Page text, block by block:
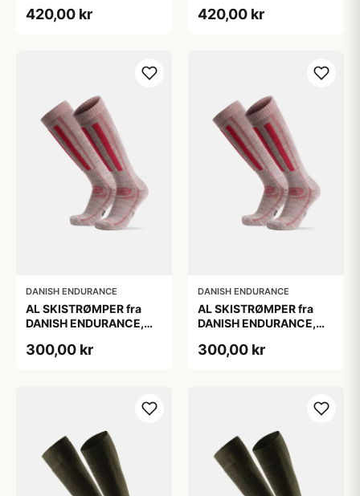
420,00 kr 420,00 kr
DANISH ENDURANCE
AL SKISTRØMPER fra
DANISH ENDURANCE,
300,00 kr
DANISH ENDURANCE
AL SKISTRØMPER fra
DANISH ENDURANCE,
300,00 kr